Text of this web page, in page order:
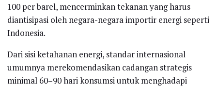
100 per barel, mencerminkan tekanan yang harus
diantisipasi oleh negara-negara importir energi seperti
Indonesia.
Dari sisi ketahanan energi, standar internasional
umumnya merekomendasikan cadangan strategis
minimal 60–90 hari konsumsi untuk menghadapi